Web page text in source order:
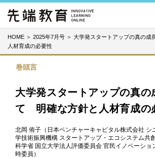
HOME ＞ 2025年7月号 ＞ 大学発スタートアップの真の
人材育成の必要性
巻頭言
大学発スタートアップの真の
て 明確な方針と人材育成の
北岡 侑子（日本ベンチャーキャピタル株式会社 シ
学技術振興機構 スタートアップ・エコシステム共
科学省 国立大学法人評価委員会 官民イノベーショ
時委員）